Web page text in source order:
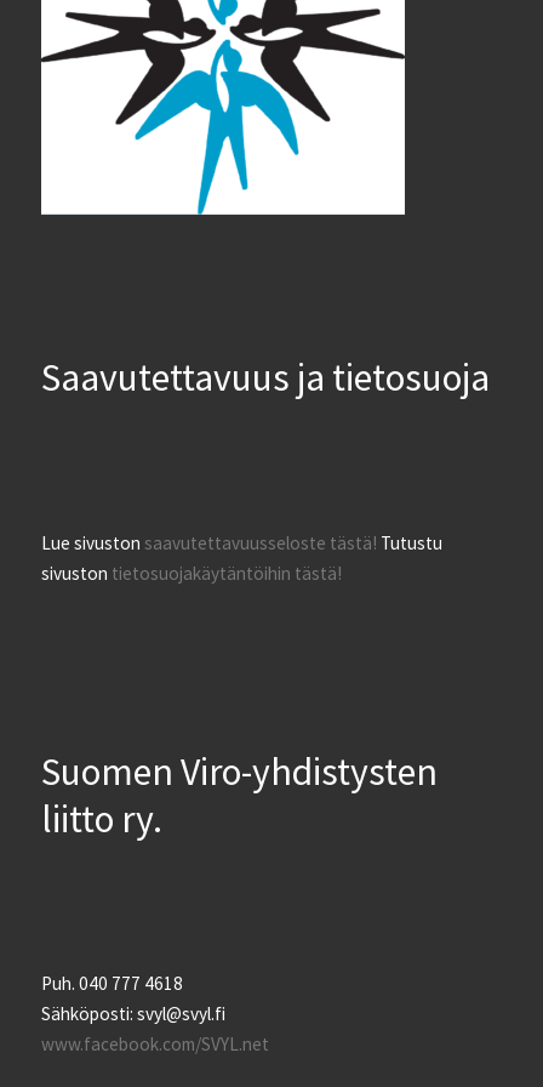
Saavutettavuus ja tietosuoja
Lue sivustonsaavutettavuusseloste tästä! Tutustu
sivuston tietosuojakäytäntöihin tästä!
Suomen Viro-yhdistysten
liitto ry.
Puh. 040 777 4618
Sähköposti: svyl@svyl.fi
www.facebook.com/SVYL.net